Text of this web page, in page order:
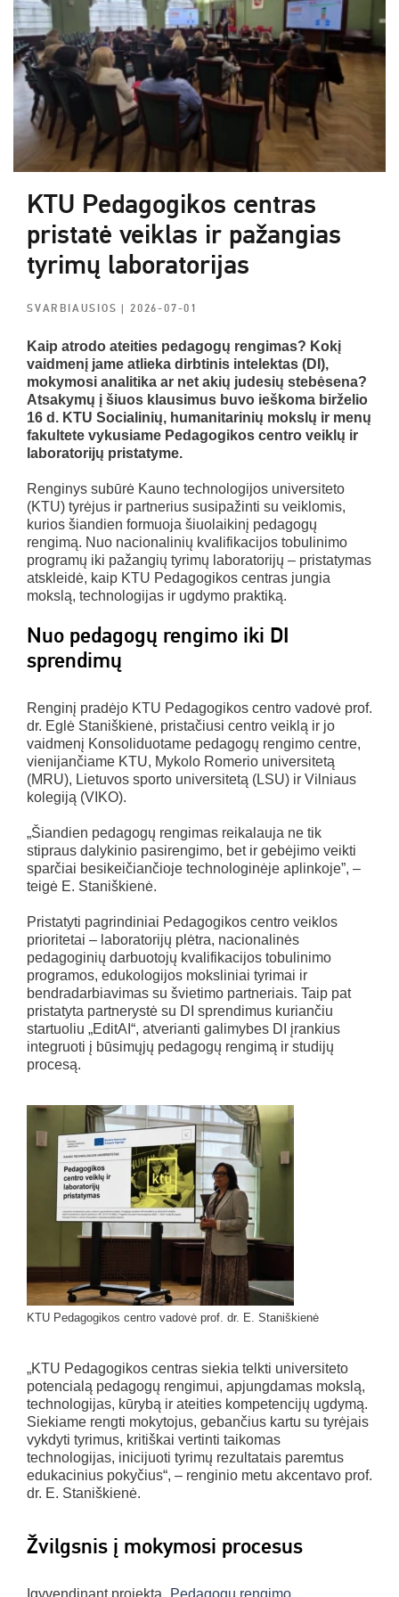
KTU Pedagogikos centras
pristatė veiklas ir pažangias
tyrimų laboratorijas
SVARBIAUSIOS| 2026-07-01
Kaip atrodo ateities pedagogų rengimas? Kokį
vaidmenį jame atlieka dirbtinis intelektas (DI),
mokymosi analitika ar net akių judesių stebėsena?
Atsakymų į šiuos klausimus buvo ieškoma birželio
16 d. KTU Socialinių, humanitarinių mokslų ir menų
fakultete vykusiame Pedagogikos centro veiklų ir
laboratorijų pristatyme.
Renginys subūrė Kauno technologijos universiteto
(KTU) tyrėjus ir partnerius susipažinti su veiklomis,
kurios šiandien formuoja šiuolaikinį pedagogų
rengimą. Nuo nacionalinių kvalifikacijos tobulinimo
programų iki pažangių tyrimų laboratorijų – pristatymas
atskleidė, kaip KTU Pedagogikos centras jungia
mokslą, technologijas ir ugdymo praktiką.
Nuo pedagogų rengimo iki DI
sprendimų
Renginį pradėjo KTU Pedagogikos centro vadovė prof.
dr. Eglė Staniškienė, pristačiusi centro veiklą ir jo
vaidmenį Konsoliduotame pedagogų rengimo centre,
vienijančiame KTU, Mykolo Romerio universitetą
(MRU), Lietuvos sporto universitetą (LSU) ir Vilniaus
kolegiją (VIKO).
„Šiandien pedagogų rengimas reikalauja ne tik
stipraus dalykinio pasirengimo, bet ir gebėjimo veikti
sparčiai besikeičiančioje technologinėje aplinkoje”, –
teigė E. Staniškienė.
Pristatyti pagrindiniai Pedagogikos centro veiklos
prioritetai – laboratorijų plėtra, nacionalinės
pedagoginių darbuotojų kvalifikacijos tobulinimo
programos, edukologijos moksliniai tyrimai ir
bendradarbiavimas su švietimo partneriais. Taip pat
pristatyta partnerystė su DI sprendimus kuriančiu
startuoliu „EditAI“, atverianti galimybes DI įrankius
integruoti į būsimųjų pedagogų rengimą ir studijų
procesą.
KTU Pedagogikos centro vadovė prof. dr. E. Staniškienė
„KTU Pedagogikos centras siekia telkti universiteto
potencialą pedagogų rengimui, apjungdamas mokslą,
technologijas, kūrybą ir ateities kompetencijų ugdymą.
Siekiame rengti mokytojus, gebančius kartu su tyrėjais
vykdyti tyrimus, kritiškai vertinti taikomas
technologijas, inicijuoti tyrimų rezultatais paremtus
edukacinius pokyčius“, – renginio metu akcentavo prof.
dr. E. Staniškienė.
Žvilgsnis į mokymosi procesus
Įgyvendinant projektą „ Pedagogų rengimo